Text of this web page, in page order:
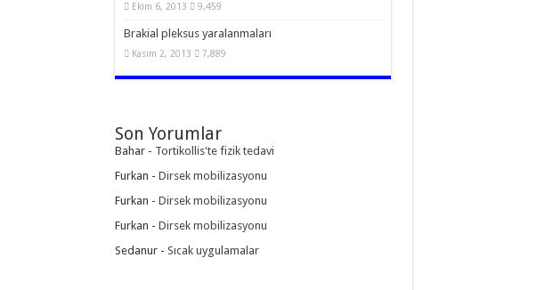
Ekim 6, 2013 9,459
Brakial pleksus yaralanmaları
Kasım 2, 2013 7,889
Son Yorumlar
Bahar- Tortikollis'te fizik tedavi
Furkan - Dirsek mobilizasyonu
Furkan - Dirsek mobilizasyonu
Furkan - Dirsek mobilizasyonu
Sedanur- Sıcak uygulamalar